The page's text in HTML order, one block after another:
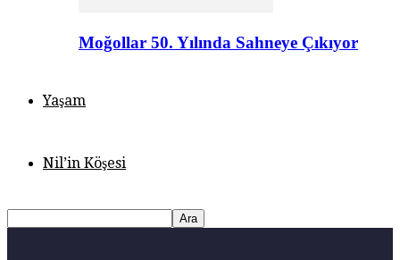
Moğollar 50. Yılında Sahneye Çıkıyor
Yaşam
Nil’in Köşesi